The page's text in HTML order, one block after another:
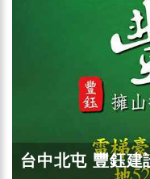
台中北屯 豐鈺建